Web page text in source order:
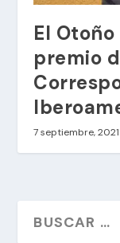
El
premio
7 septiembre, 2021